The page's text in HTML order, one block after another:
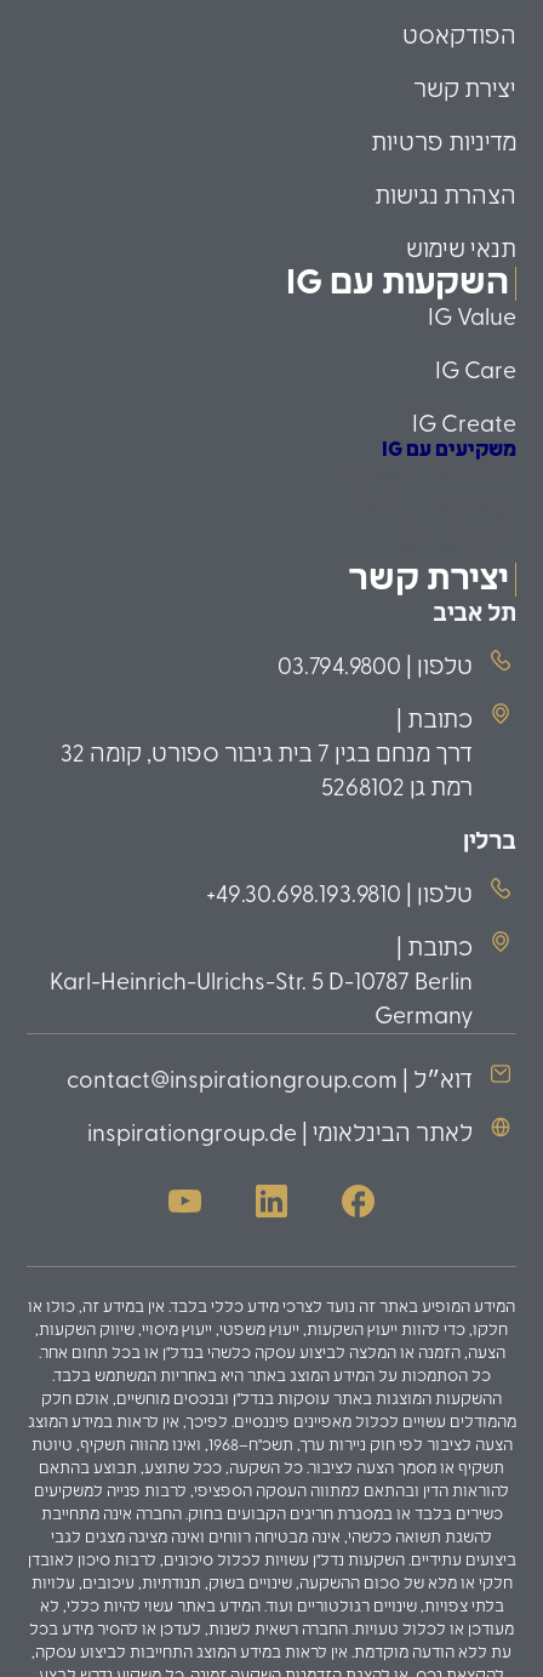
הפודקאסט
יצירת קשר
מדיניות פרטיות
הצהרת נגישות
תנאי שימוש
השקעות עם IG
IG Value
IG Care
IG Create
משקיעים עם IG
יצירת קשר
תל אביב
טלפון | 03.794.9800
כתובת |
דרך מנחם בגין 7 בית גיבור ספורט, קומה 32
רמת גן 5268102
ברלין
טלפון | 49.30.698.193.9810+
כתובת |
Karl-Heinrich-Ulrichs-Str. 5 D-10787 Berlin
Germany
דוא״ל | contact@inspirationgroup.com
לאתר הבינלאומי | inspirationgroup.de
המידע המופיע באתר זה נועד לצרכי מידע כללי בלבד. אין במידע זה, כולו או
חלקו, כדי להוות ייעוץ השקעות, ייעוץ משפטי, ייעוץ מיסויי, שיווק השקעות,
הצעה, הזמנה או המלצה לביצוע עסקה כלשהי בנדל"ן או בכל תחום אחר.
כל הסתמכות על המידע המוצג באתר היא באחריות המשתמש בלבד.
ההשקעות המוצגות באתר עוסקות בנדל"ן ובנכסים מוחשיים, אולם חלק
מהמודלים עשויים לכלול מאפיינים פיננסיים. לפיכך, אין לראות במידע המוצג
הצעה לציבור לפי חוק ניירות ערך, תשכ"ח–1968, ואינו מהווה תשקיף, טיוטת
תשקיף או מסמך הצעה לציבור. כל השקעה, ככל שתוצע, תבוצע בהתאם
להוראות הדין ובהתאם למתווה העסקה הספציפי, לרבות פנייה למשקיעים
כשירים בלבד או במסגרת חריגים הקבועים בחוק. החברה אינה מתחייבת
להשגת תשואה כלשהי, אינה מבטיחה רווחים ואינה מציגה מצגים לגבי
ביצועים עתידיים. השקעות נדל"ן עשויות לכלול סיכונים, לרבות סיכון לאובדן
חלקי או מלא של סכום ההשקעה, שינויים בשוק, תנודתיות, עיכובים, עלויות
בלתי צפויות, שינויים רגולטוריים ועוד. המידע באתר עשוי להיות כללי, לא
מעודכן או לכלול טעויות. החברה רשאית לשנות, לעדכן או להסיר מידע בכל
עת ללא הודעה מוקדמת. אין לראות במידע המוצג התחייבות לביצוע עסקה,